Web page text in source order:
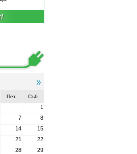
Пет Съб
1
7
8
14
15
21
22
28
29